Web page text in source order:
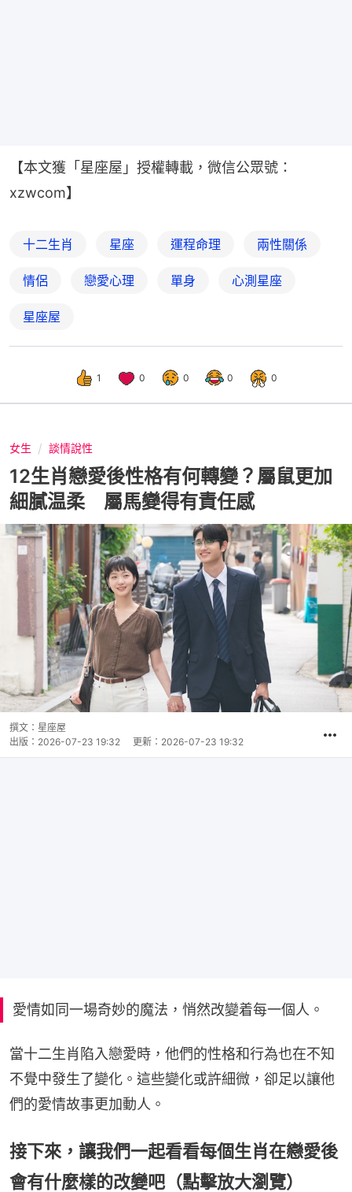
【本文獲「星座屋」授權轉載，微信公眾號：
xzwcom】
十二生肖 星座 運程命理 兩性關係
情侶 戀愛心理 單身 心測星座
星座屋
1 0 0 0 0
女生 談情說性
12生肖戀愛後性格有何轉變？屬鼠更加
細膩温柔 屬馬變得有責任感
撰文： 星座屋
出版： 2026-07-23 19:32 更新： 2026-07-23 19:32
愛情如同一場奇妙的魔法，悄然改變着每一個人。
當十二生肖陷入戀愛時，他們的性格和行為也在不知
不覺中發生了變化。這些變化或許細微，卻足以讓他
們的愛情故事更加動人。
接下來，讓我們一起看看每個生肖在戀愛後
會有什麼樣的改變吧（點擊放大瀏覽）